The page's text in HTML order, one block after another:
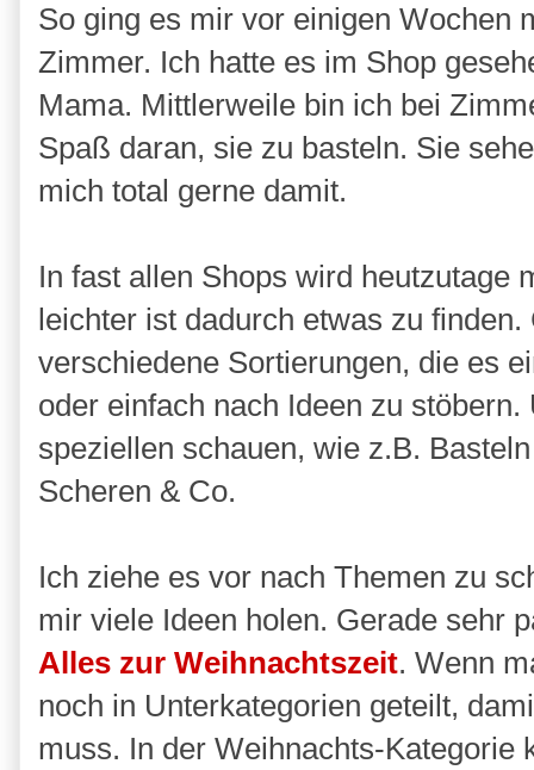
So ging es mir vor einigen Wochen
Zimmer. Ich hatte es im Shop
Mama. Mittlerweile bin ich bei
Spaß daran, sie zu basteln. Sie
mich total gerne damit.
In fast allen Shops wird heutzutage
leichter ist dadurch etwas zu
verschiedene Sortierungen, die es
oder einfach nach Ideen zu
speziellen schauen, wie z.B.
Scheren & Co.
Ich ziehe es vor nach Themen zu
mir viele Ideen holen. Gerade sehr
Alles zur Weihnachtszeit. Wenn
noch in Unterkategorien geteilt,
muss. In der Weihnachts-Kategorie